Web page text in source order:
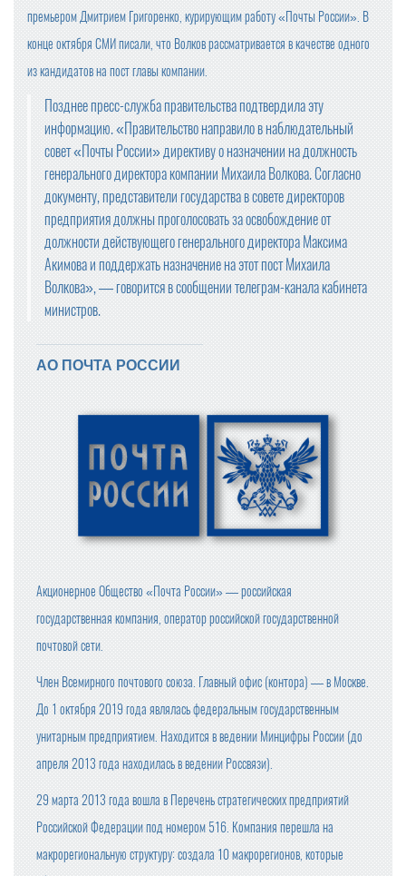
премьером Дмитрием Григоренко, курирующим работу «Почты России». В
конце октября СМИ писали, что Волков рассматривается в качестве одного
из кандидатов на пост главы компании.
Позднее пресс-служба правительства подтвердила эту
информацию. «Правительство направило в наблюдательный
совет «Почты России» директиву о назначении на должность
генерального директора компании Михаила Волкова. Согласно
документу, представители государства в совете директоров
предприятия должны проголосовать за освобождение от
должности действующего генерального директора Максима
Акимова и поддержать назначение на этот пост Михаила
Волкова», — говорится в сообщении телеграм-канала кабинета
министров.
АО ПОЧТА РОССИИ
Акционерное Общество «Почта России» — российская
государственная компания, оператор российской государственной
почтовой сети.
Член Всемирного почтового союза. Главный офис (контора) — в Москве.
До 1 октября 2019 года являлась федеральным государственным
унитарным предприятием. Находится в ведении Минцифры России (до
апреля 2013 года находилась в ведении Россвязи).
29 марта 2013 года вошла в Перечень стратегических предприятий
Российской Федерации под номером 516. Компания перешла на
макрорегиональную структуру: создала 10 макрорегионов, которые